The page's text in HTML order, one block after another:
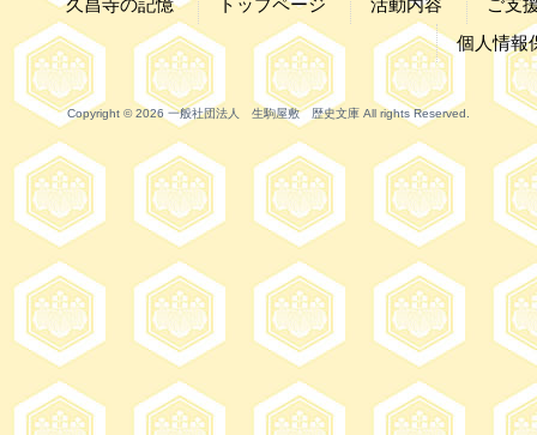
久昌寺の記憶 トップページ 活動内容
ご支
個人情報
Copyright © 2026 一般社団法人 生駒屋敷 歴史文庫 All rights Reserved.